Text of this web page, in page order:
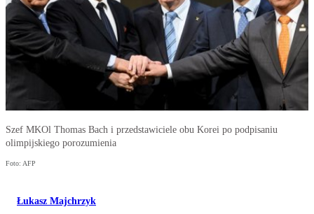
Szef MKOl Thomas Bach i przedstawiciele obu Korei po podpisaniu
olimpijskiego porozumienia
Foto: AFP
Łukasz Majchrzyk